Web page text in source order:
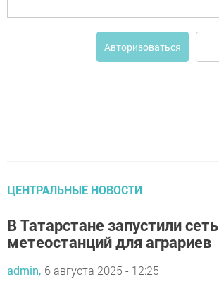
Авторизоваться
ЦЕНТРАЛЬНЫЕ НОВОСТИ
В Татарстане запустили сеть
метеостанций для аграриев
admin, 6 августа 2025 - 12:25